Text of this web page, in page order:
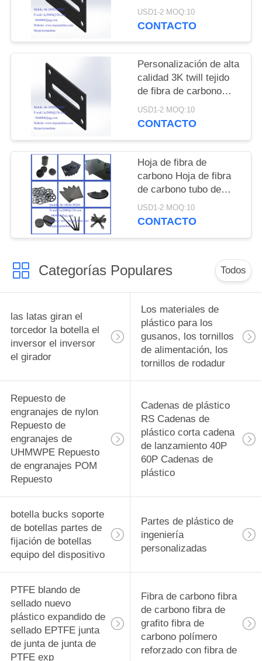
Picanol Tejer piezas de
repuesto Fibra de
fabricante de China
fábrica de China
productor de China
USD1-2 MOQ:10
CONTACTO
Personalización de alta
calidad 3K twill tejido
de fibra de carbono
mate tablero cuadrado
400 * 500mm, Hojas de
fabricante China
fábrica China productor
USD1-2 MOQ:10
CONTACTO
Hoja de fibra de
carbono Hoja de fibra
de carbono tubo de
gran dimensión de alta
resistencia varilla de
fabricante de China
USD1-2 MOQ:10
CONTACTO
Categorías Populares Todos
las latas giran el
torcedor la botella el
inversor el inversor
el girador
Los materiales de
plástico para los
gusanos, los tornillos
de alimentación, los
tornillos de rodadur
Repuesto de
engranajes de nylon
Repuesto de
engranajes de
UHMWPE Repuesto
de engranajes POM
Repuesto
Cadenas de plástico
RS Cadenas de
plástico corta cadena
de lanzamiento 40P
60P Cadenas de
plástico
botella bucks soporte
de botellas partes de
fijación de botellas
equipo del dispositivo
Partes de plástico de
ingeniería
personalizadas
PTFE blando de
sellado nuevo
plástico expandido de
sellado EPTFE junta
de junta de junta de
PTFE exp
Fibra de carbono fibra
de carbono fibra de
grafito fibra de
carbono polímero
reforzado con fibra de